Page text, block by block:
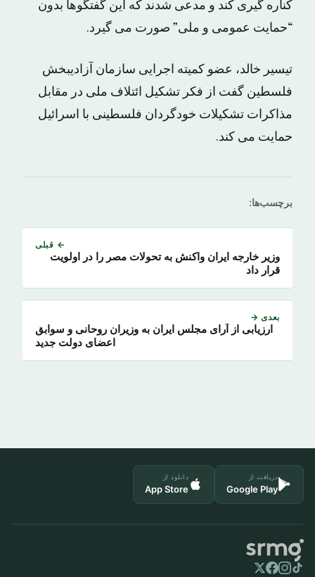
کناره گیری کند و مدعی شدند که این گفتگوها بدون
“حمایت عمومی و ملی” صورت می گیرد.
تیسیر خالد، عضو کمیته اجرایی سازمان آزادیبخش
فلسطین گفت از فکر تشکیل ائتلاف ملی در مقابل
مذاکرات تشکیلات خودگردان فلسطینی با اسرائیل
حمایت می کند.
برچسب‌ها:
← قبلی
وزیر خارجه ایران واکنش به تحولات مصر را در اولویت
قرار داد
بعدی →
ارزیابی از آرای مجلس ایران به وزیران روحانی و سوابق
اعضای دولت جدید
دریافت از
Google Play
دانلود از
App Store